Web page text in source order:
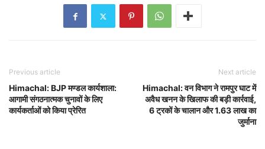
Previous article
Himachal: BJP मण्डल कार्यशाला:
आगामी संगठनात्मक चुनावों के लिए
कार्यकर्ताओं को किया प्रेरित
Next article
Himachal: वन विभाग ने रामपुर घाट में
अवैध खनन के खिलाफ की बड़ी कार्रवाई,
6 ट्रकों के चालान और 1.63 लाख का
जुर्माना